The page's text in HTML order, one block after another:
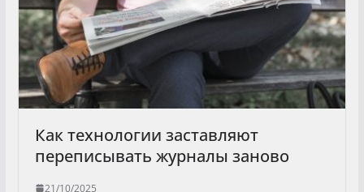
Как технологии заставляют
переписывать журналы заново
21/10/2025